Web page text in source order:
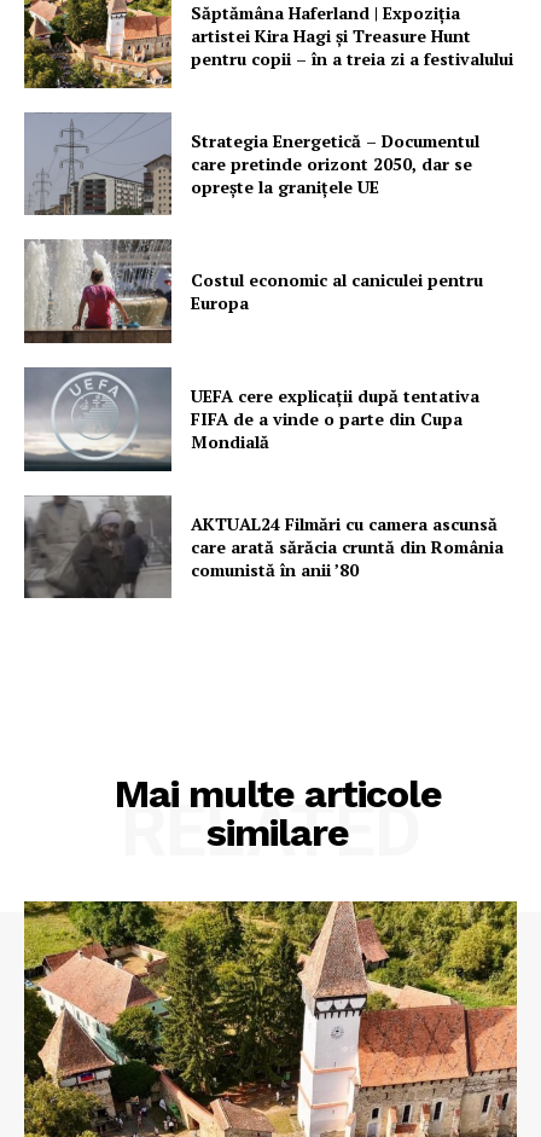
Săptămâna Haferland | Expoziţia
artistei Kira Hagi şi Treasure Hunt
pentru copii – în a treia zi a festivalului
Strategia Energetică – Documentul
care pretinde orizont 2050, dar se
oprește la granițele UE
Costul economic al caniculei pentru
Europa
UEFA cere explicații după tentativa
FIFA de a vinde o parte din Cupa
Mondială
AKTUAL24 Filmări cu camera ascunsă
care arată sărăcia cruntă din România
comunistă în anii ’80
Mai multe articole
similare
RELATED